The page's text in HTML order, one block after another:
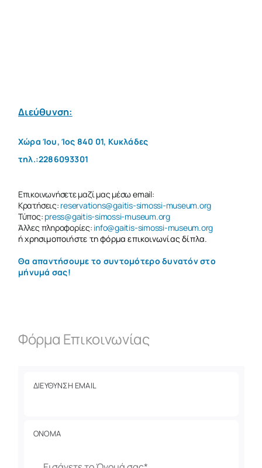
Διεύθυνση:
Χώρα Ίου, Ίος 840 01, Κυκλάδες
τηλ.:2286093301
Επικοινωνήσετε μαζί μας μέσω email:
Κρατήσεις: reservations@gaitis-simossi-museum.org
Τύπος: press@gaitis-simossi-museum.org
Άλλες πληροφορίες: info@gaitis-simossi-museum.org
ή χρησιμοποιήστε τη φόρμα επικοινωνίας δίπλα.
Θα απαντήσουμε το συντομότερο δυνατόν στο
μήνυμά σας!
Φόρμα Επικοινωνίας
ΔΙΕΥΘΥΝΣΗ EMAIL
ΟΝΟΜΑ